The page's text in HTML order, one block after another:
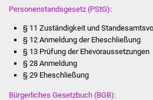
Personenstandsgesetz (PStG):
§ 11 Zuständigkeit und
§ 12 Anmeldung der Eheschließung
§ 13 Prüfung der Ehevoraussetzungen
§ 28 Anmeldung
§ 29 Eheschließung
Bürgerliches Gesetzbuch (BGB):